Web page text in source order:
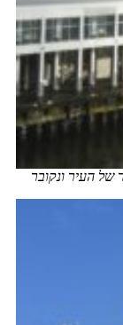
העיר ונקובר